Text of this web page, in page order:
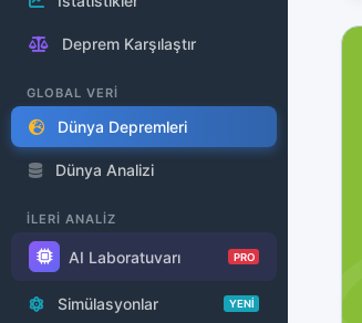
Deprem Karşılaştır
GLOBAL VERİ
Dünya Depremleri
Dünya Analizi
İLERİ ANALİZ
AI Laboratuvarı PRO
Simülasyonlar YENİ